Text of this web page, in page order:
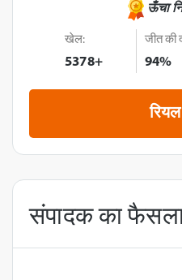
ऊँचा
खेल:
5378+
जीत की
94%
संपादक का